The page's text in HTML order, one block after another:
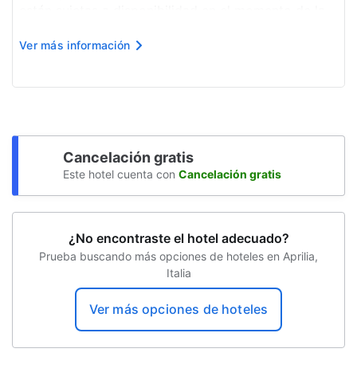
Propiedad libre de humo
Elevador
Espacio para conferencias
Clases de acondicionamiento físico
Solárium
Conference space size (feet) -
Concierge
Este alojamiento acepta tarjetas de crédito, tarjetas
Ver más información
Cancelación gratis
Este hotel cuenta con Cancelación gratis
¿No encontraste el hotel adecuado?
Prueba buscando más opciones de hoteles en Aprilia,
Italia
Ver más opciones de hoteles